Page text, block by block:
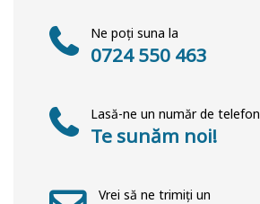
Ne poți suna la
0724 550 463
Lasă-ne un număr de telefon
Te sunăm noi!
Vrei să ne trimiți un